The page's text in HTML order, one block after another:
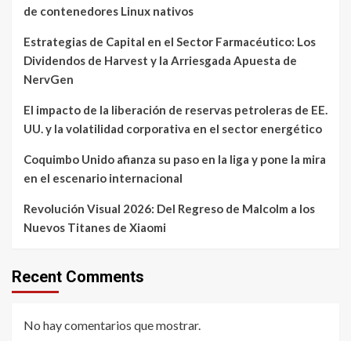
de contenedores Linux nativos
Estrategias de Capital en el Sector Farmacéutico: Los
Dividendos de Harvest y la Arriesgada Apuesta de
NervGen
El impacto de la liberación de reservas petroleras de EE.
UU. y la volatilidad corporativa en el sector energético
Coquimbo Unido afianza su paso en la liga y pone la mira
en el escenario internacional
Revolución Visual 2026: Del Regreso de Malcolm a los
Nuevos Titanes de Xiaomi
Recent Comments
No hay comentarios que mostrar.